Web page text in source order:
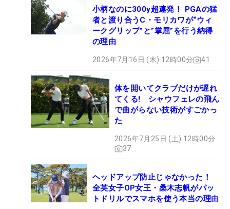
小柄なのに300y超連発！ PGAの猛
者と渡り合うC・モリカワが“ウィ
ークグリップ”と”掌屈”を行う納得
の理由
2026年7月16日 (木) 12時00分 41
体を開いてクラブだけが遅れ
てくる! シャウフェレの飛ん
で曲がらない技術がすごかっ
た
2026年7月25日 (土) 12時00分
37
ヘッドアップ防止じゃなかった！
全英女子OP女王・桑木志帆がパッ
トドリルでスマホを使う本当の理由